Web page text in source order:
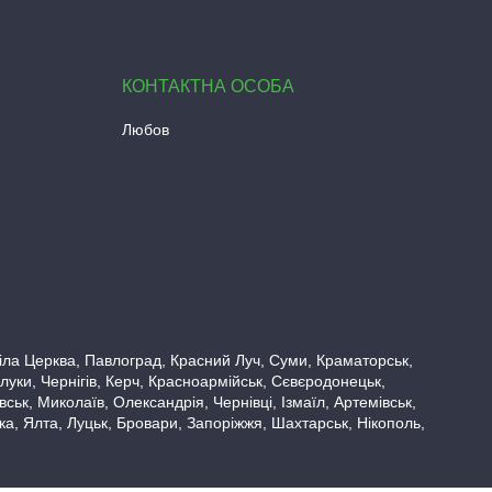
Любов
Церква, Павлоград, Красний Луч, Суми, Краматорськ,
Чернігів, Керч, Красноармійськ, Сєвєродонецьк,
Миколаїв, Олександрія, Чернівці, Ізмаїл, Артемівськ,
Ялта, Луцьк, Бровари, Запоріжжя, Шахтарськ, Нікополь,